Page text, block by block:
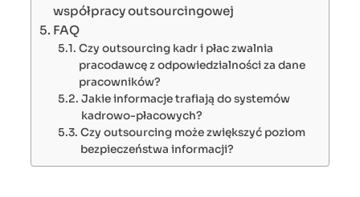
współpracy outsourcingowej
FAQ
Czy outsourcing kadr i płac zwalnia
pracodawcę z odpowiedzialności za dane
pracowników?
Jakie informacje trafiają do systemów
kadrowo-płacowych?
Czy outsourcing może zwiększyć poziom
bezpieczeństwa informacji?